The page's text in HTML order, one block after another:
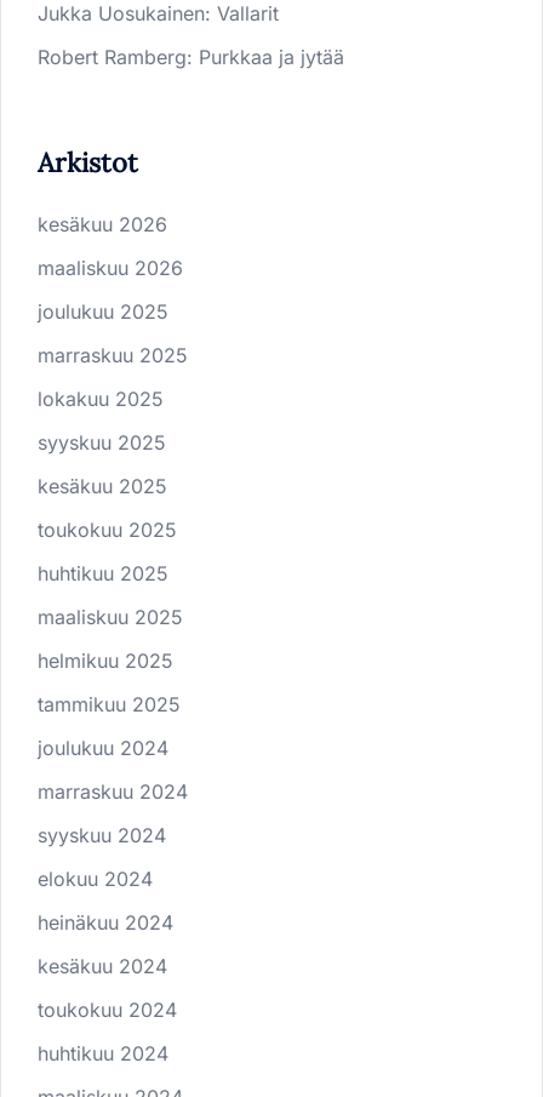
Jukka Uosukainen: Vallarit
Robert Ramberg: Purkkaa ja jytää
Arkistot
kesäkuu 2026
maaliskuu 2026
joulukuu 2025
marraskuu 2025
lokakuu 2025
syyskuu 2025
kesäkuu 2025
toukokuu 2025
huhtikuu 2025
maaliskuu 2025
helmikuu 2025
tammikuu 2025
joulukuu 2024
marraskuu 2024
syyskuu 2024
elokuu 2024
heinäkuu 2024
kesäkuu 2024
toukokuu 2024
huhtikuu 2024